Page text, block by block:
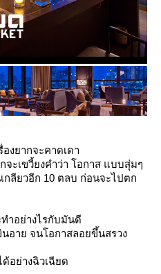
องยากจะคาดเดา
จะเขวี้ยงคำว่า โอกาส แบบสุ่มๆ
กลียวอีก 10 ตลบ ก่อนจะไปตก
ำอย่างไรกับมันดี
อาย จนโอกาสลอยขึ้นสรวง
อย่างฉิวเฉียด